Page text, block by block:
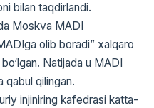
bilan taqdirlandi.
Moskva MADI
olib boradi” xalqaro
Natijada u MADI
qabul qilingan.
injiniring kafedrasi katta-